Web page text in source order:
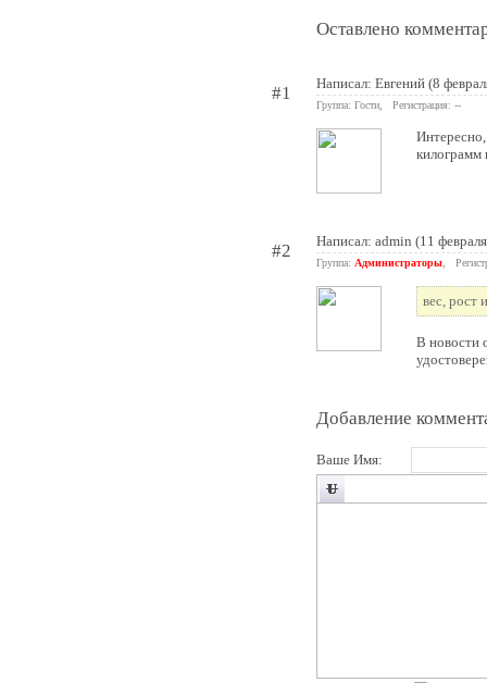
Оставлено
#1 Написал: Евгений (8
Группа: Гости, Регистрация: --
килограмм
#2 Написал: admin (11
Группа: Администраторы ,
вес, рост
В новости
Добавление
Ваше Имя: